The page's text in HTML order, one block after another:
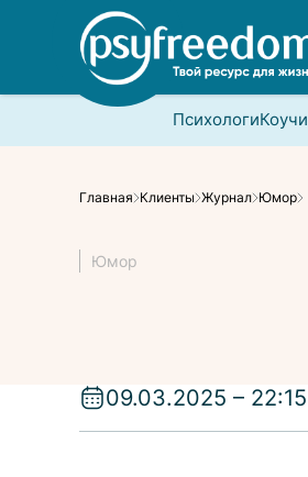
ПсихологиКоучи
Главная Клиенты Журнал Юмор
Юмор
09.03.2025 – 22:15